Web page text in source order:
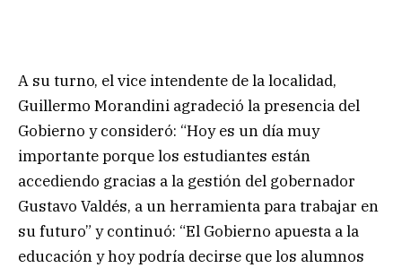
A su turno, el vice intendente de la localidad,
Guillermo Morandini agradeció la presencia del
Gobierno y consideró: “Hoy es un día muy
importante porque los estudiantes están
accediendo gracias a la gestión del gobernador
Gustavo Valdés, a un herramienta para trabajar en
su futuro” y continuó: “El Gobierno apuesta a la
educación y hoy podría decirse que los alumnos